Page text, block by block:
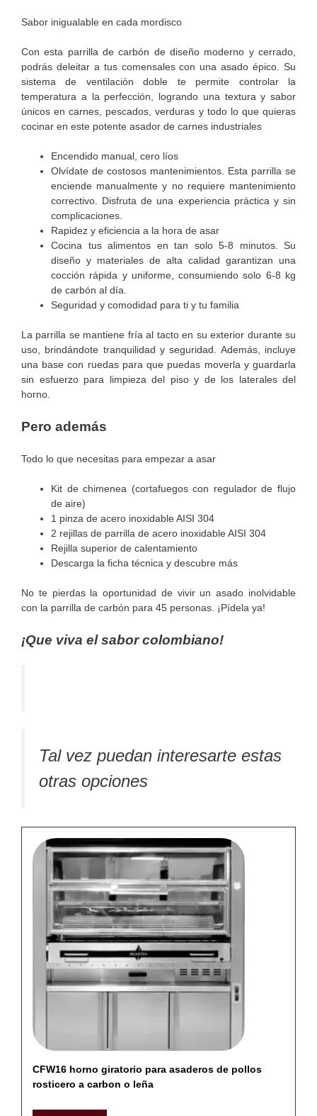
Sabor inigualable en cada mordisco
Con esta parrilla de carbón de diseño moderno y cerrado,
podrás deleitar a tus comensales con una asado épico. Su
sistema de ventilación doble te permite controlar la
temperatura a la perfección, logrando una textura y sabor
únicos en carnes, pescados, verduras y todo lo que quieras
cocinar en este potente asador de carnes industriales
Encendido manual, cero líos
Olvídate de costosos mantenimientos. Esta parrilla se
enciende manualmente y no requiere mantenimiento
correctivo. Disfruta de una experiencia práctica y sin
complicaciones.
Rapidez y eficiencia a la hora de asar
Cocina tus alimentos en tan solo 5-8 minutos. Su
diseño y materiales de alta calidad garantizan una
cocción rápida y uniforme, consumiendo solo 6-8 kg
de carbón al día.
Seguridad y comodidad para ti y tu familia
La parrilla se mantiene fría al tacto en su exterior durante su
uso, brindándote tranquilidad y seguridad. Además, incluye
una base con ruedas para que puedas moverla y guardarla
sin esfuerzo para limpieza del piso y de los laterales del
horno.
Pero además
Todo lo que necesitas para empezar a asar
Kit de chimenea (cortafuegos con regulador de flujo
de aire)
1 pinza de acero inoxidable AISI 304
2 rejillas de parrilla de acero inoxidable AISI 304
Rejilla superior de calentamiento
Descarga la ficha técnica y descubre más
No te pierdas la oportunidad de vivir un asado inolvidable
con la parrilla de carbón para 45 personas. ¡Pídela ya!
¡Que viva el sabor colombiano!
Tal vez puedan interesarte estas
otras opciones
CFW16 horno giratorio para asaderos de pollos
rosticero a carbon o leña